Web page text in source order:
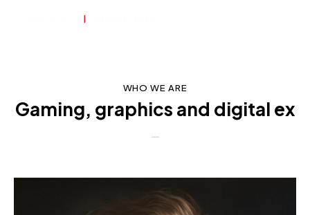
WHO WE ARE
Gaming, graphics and digital